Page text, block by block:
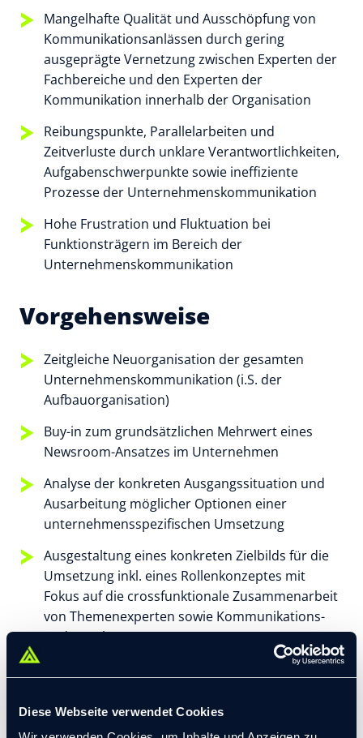
Diese Webseite verwendet Cookies
Mangelhafte Qualität und Ausschöpfung von
Kommunikationsanlässen durch gering
ausgeprägte Vernetzung zwischen Experten der
Fachbereiche und den Experten der
Kommunikation innerhalb der Organisation
Reibungspunkte, Parallelarbeiten und
Zeitverluste durch unklare Verantwortlichkeiten,
Aufgabenschwerpunkte sowie ineffiziente
Prozesse der Unternehmenskommunikation
Hohe Frustration und Fluktuation bei
Funktionsträgern im Bereich der
Unternehmenskommunikation
Vorgehensweise
Zeitgleiche Neuorganisation der gesamten
Unternehmenskommunikation (i.S. der
Aufbauorganisation)
Buy-in zum grundsätzlichen Mehrwert eines
Newsroom-Ansatzes im Unternehmen
Analyse der konkreten Ausgangssituation und
Ausarbeitung möglicher Optionen einer
unternehmensspezifischen Umsetzung
Ausgestaltung eines konkreten Zielbilds für die
Umsetzung inkl. eines Rollenkonzeptes mit
Fokus auf die crossfunktionale Zusammenarbeit
von Themenexperten sowie Kommunikations-
und Kanalexperten
Prüfung und Weiterentwicklung bestehender
Arbeitsprozesse